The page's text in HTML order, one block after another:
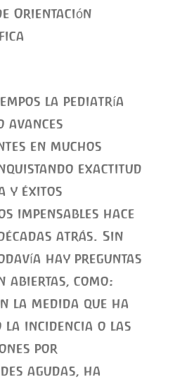
Orientación
la pediatría
avances
en muchos
exactitud
y éxitos
impensables hace
atrás. Sin
hay preguntas
abiertas, como:
la medida que ha
la incidencia o las
por
agudas, ha